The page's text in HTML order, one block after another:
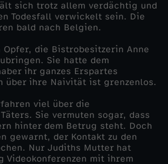
sich trotz allem verdächtig und
Todesfall verwickelt sein. Die
bald nach Belgien.
die Bistrobesitzerin Anne
Sie hatte dem
ihr ganzes Erspartes
über ihre Naivität ist grenzenlos.
viel über die
Sie vermuten sogar, dass
hinter dem Betrug steht. Doch
gewarnt, der Kontakt zu den
Nur Judiths Mutter hat
Videokonferenzen mit ihrem